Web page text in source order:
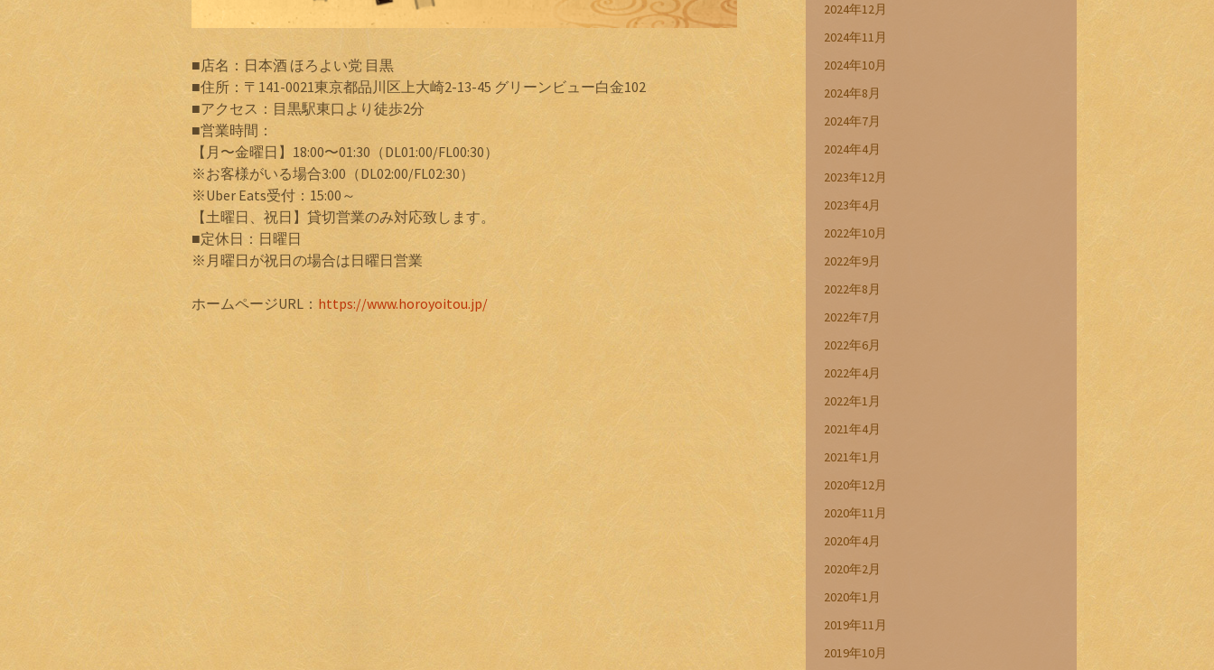
■店名：日本酒 ほろよい党 目黒
■住所：〒141-0021東京都品川区上大崎2-13-45 グリーンビュー白金102
■アクセス：目黒駅東口より徒歩2分
■営業時間：
【月〜金曜日】18:00〜01:30（DL01:00/FL00:30）
※お客様がいる場合3:00（DL02:00/FL02:30）
※Uber Eats受付：15:00～
【土曜日、祝日】貸切営業のみ対応致します。
■定休日：日曜日
※月曜日が祝日の場合は日曜日営業
ホームページURL： https://www.horoyoitou.jp/
2024年12月
2024年11月
2024年10月
2024年8月
2024年7月
2024年4月
2023年12月
2023年4月
2022年10月
2022年9月
2022年8月
2022年7月
2022年6月
2022年4月
2022年1月
2021年4月
2021年1月
2020年12月
2020年11月
2020年4月
2020年2月
2020年1月
2019年11月
2019年10月